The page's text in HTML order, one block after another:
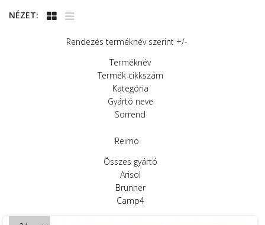
NÉZET:
Rendezés terméknév szerint +/-
Terméknév
Termék cikkszám
Kategória
Gyártó neve
Sorrend
Reimo
Összes gyártó
Arisol
Brunner
Camp4